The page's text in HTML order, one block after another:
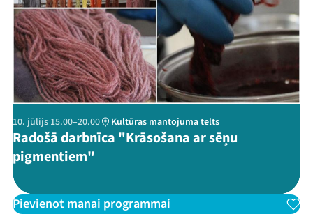
10. jūlijs 15.00–20.00 Kultūras mantojuma telts
Radošā darbnīca "Krāsošana ar sēņu
pigmentiem"
Pievienot manai programmai